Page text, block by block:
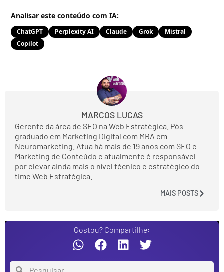
Analisar este conteúdo com IA:
ChatGPT Perplexity AI Claude Grok
Mistral
Copilot
MARCOS LUCAS
Gerente da área de SEO na Web Estratégica. Pós-
graduado em Marketing Digital com MBA em
Neuromarketing. Atua há mais de 19 anos com SEO e
Marketing de Conteúdo e atualmente é responsável
por elevar ainda mais o nível técnico e estratégico do
time Web Estratégica.
MAIS POSTS
Gostou? Compartilhe: